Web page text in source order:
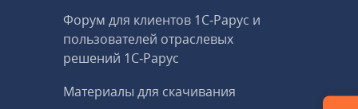
Форум для клиентов 1С‑Рарус и
пользователей отраслевых
решений 1С‑Рарус
Материалы для скачивания